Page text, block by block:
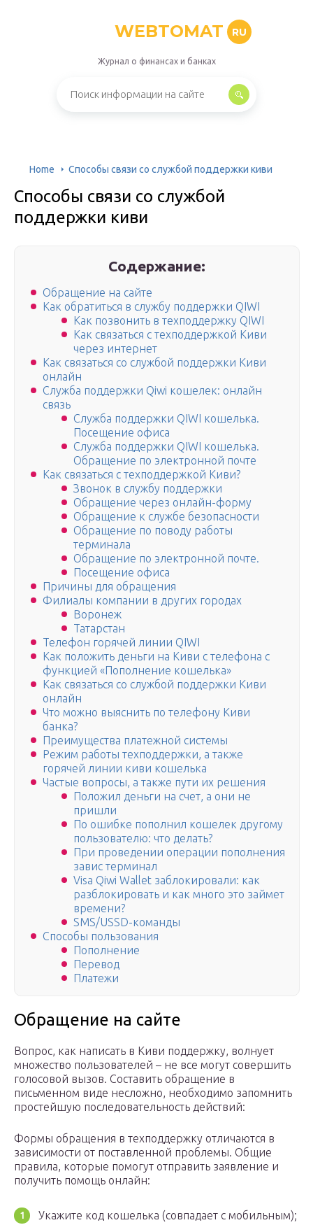
WEBTOMAT RU
Журнал о финансах и банках
Home Способы связи со службой поддержки киви
Способы связи со службой
поддержки киви
Содержание:
Обращение на сайте
Как обратиться в службу поддержки QIWI
Как позвонить в техподдержку QIWI
Как связаться с техподдержкой Киви
через интернет
Как связаться со службой поддержки Киви
онлайн
Служба поддержки Qiwi кошелек: онлайн
связь
Служба поддержки QIWI кошелька.
Посещение офиса
Служба поддержки QIWI кошелька.
Обращение по электронной почте
Как связаться с техподдержкой Киви?
Звонок в службу поддержки
Обращение через онлайн-форму
Обращение к службе безопасности
Обращение по поводу работы
терминала
Обращение по электронной почте.
Посещение офиса
Причины для обращения
Филиалы компании в других городах
Воронеж
Татарстан
Телефон горячей линии QIWI
Как положить деньги на Киви с телефона с
функцией «Пополнение кошелька»
Как связаться со службой поддержки Киви
онлайн
Что можно выяснить по телефону Киви
банка?
Преимущества платежной системы
Режим работы техподдержки, а также
горячей линии киви кошелька
Частые вопросы, а также пути их решения
Положил деньги на счет, а они не
пришли
По ошибке пополнил кошелек другому
пользователю: что делать?
При проведении операции пополнения
завис терминал
Visa Qiwi Wallet заблокировали: как
разблокировать и как много это займет
времени?
SMS/USSD-команды
Способы пользования
Пополнение
Перевод
Платежи
Обращение на сайте
Вопрос, как написать в Киви поддержку, волнует
множество пользователей – не все могут совершить
голосовой вызов. Составить обращение в
письменном виде несложно, необходимо запомнить
простейшую последовательность действий:
Формы обращения в техподдержку отличаются в
зависимости от поставленной проблемы. Общие
правила, которые помогут отправить заявление и
получить помощь онлайн:
Укажите код кошелька (совпадает с мобильным);